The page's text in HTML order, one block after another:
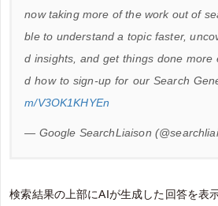
now taking more of the work out of
ble to understand a topic faster,
d insights, and get things done more
d how to sign-up for our Search
m/V3OK1KHYEn
— Google SearchLiaison
検索結果の上部にAIが生成した回答を表